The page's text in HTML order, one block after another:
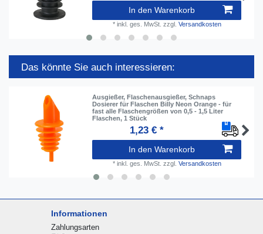
In den Warenkorb
* inkl. ges. MwSt. zzgl. Versandkosten
Das könnte Sie auch interessieren:
Ausgießer, Flaschenausgießer, Schnaps
Dosierer für Flaschen Billy Neon Orange - für
fast alle Flaschengrößen von 0,5 - 1,5 Liter
Flaschen, 1 Stück
1,23 € *
In den Warenkorb
* inkl. ges. MwSt. zzgl. Versandkosten
Informationen
Zahlungsarten